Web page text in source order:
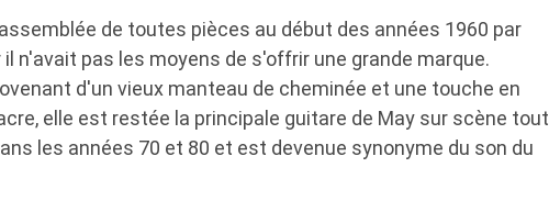
de toutes pièces au début des années 1960 par
n'avait pas les moyens de s'offrir une grande marque.
d'un vieux manteau de cheminée et une touche en
elle est restée la principale guitare de May sur scène tout
les années 70 et 80 et est devenue synonyme du son du